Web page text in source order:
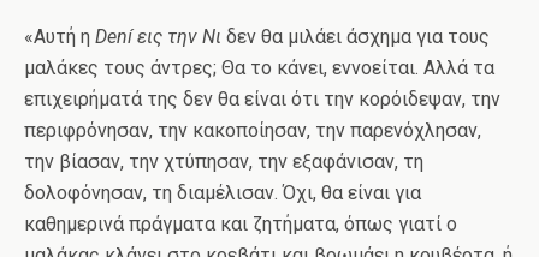
«Αυτή η Dení εις την Νι δεν θα μιλάει άσχημα για τους
μαλάκες τους άντρες; Θα το κάνει, εννοείται. Αλλά τα
επιχειρήματά της δεν θα είναι ότι την κορόιδεψαν, την
περιφρόνησαν, την κακοποίησαν, την παρενόχλησαν,
την βίασαν, την χτύπησαν, την εξαφάνισαν, τη
δολοφόνησαν, τη διαμέλισαν. Όχι, θα είναι για
καθημερινά πράγματα και ζητήματα, όπως γιατί ο